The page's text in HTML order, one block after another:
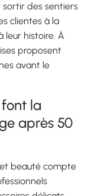
sortir des sentiers
clientes à la
leur histoire. À
proposent
avant le
la
après 50
et beauté compte